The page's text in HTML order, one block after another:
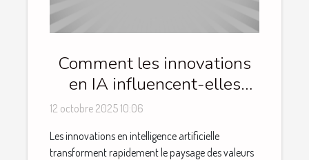
Comment les innovations
en IA influencent-elles
l'éthique globale ?
12 octobre 2025 10:06
Les innovations en intelligence artificielle
transforment rapidement le paysage des valeurs